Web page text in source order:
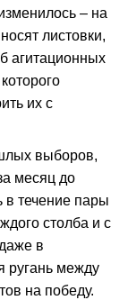
– на
листовки,
агитационных
их с
выборов,
месяц до
в течение пары
столба и с
в
ругань между
на победу.